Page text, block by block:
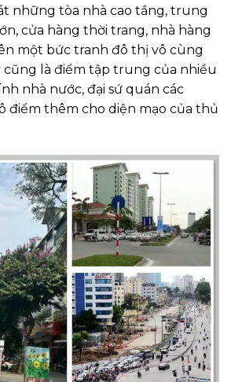
những tòa nhà cao tầng, trung
cửa hàng thời trang, nhà hàng
một bức tranh đô thị vô cùng
cũng là điểm tập trung của nhiều
nhà nước, đại sứ quán các
điểm thêm cho diện mạo của thủ